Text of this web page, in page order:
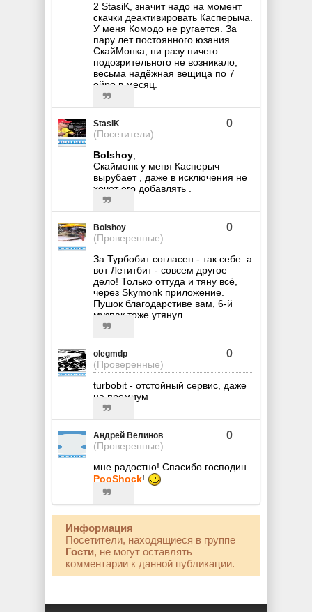
2 StasiK, значит надо на момент
скачки деактивировать Касперыча.
У меня Комодо не ругается. За
пару лет постоянного юзания
СкайМонка, ни разу ничего
подозрительного не возникало,
весьма надёжная вещица по 7
ойро в месяц.
StasiK
(Посетители)
0
Bolshoy,
Скаймонк у меня Касперыч
вырубает , даже в исключения не
хочет его добавлять .
Bolshoy
(Проверенные)
0
За Турбобит согласен - так себе. а
вот Летитбит - совсем другое
дело! Только оттуда и тяну всё,
через Skymonk приложение.
Пушок благодарстиве вам, 6-й
музпак тоже утянул.
olegmdp
(Проверенные)
0
turbobit - отстойный сервис, даже
на премиум
Андрей Велинов
(Проверенные)
0
мне радостно! Спасибо господин
PooShock!
Информация
Посетители, находящиеся в группе
Гости, не могут оставлять
комментарии к данной публикации.